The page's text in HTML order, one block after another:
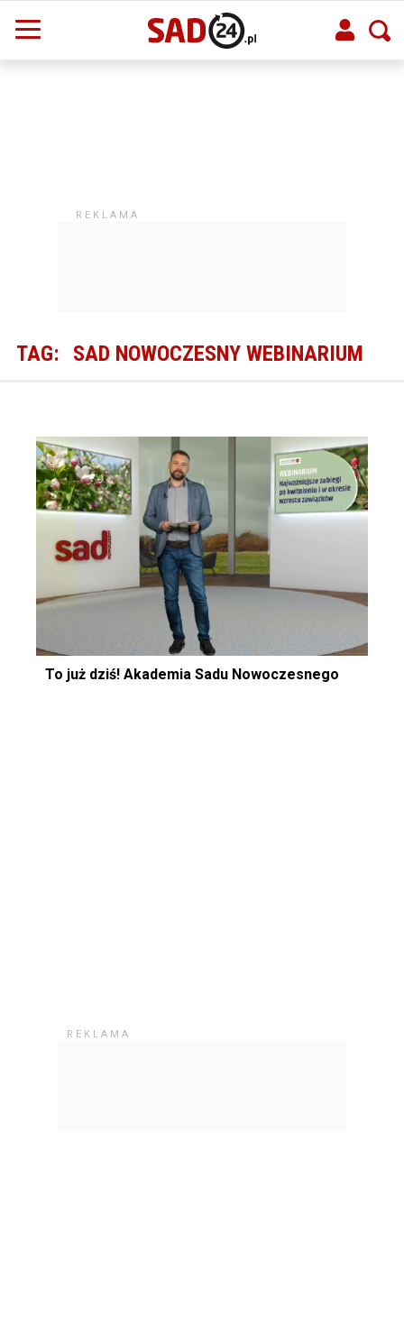
TAG: SAD NOWOCZESNY WEBINARIUM
To już dziś! Akademia Sadu Nowoczesnego